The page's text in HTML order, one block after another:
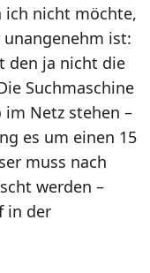
ich nicht möchte,
ist:
den ja nicht die
Suchmaschine
Netz stehen –
es um einen 15
muss nach
werden –
in der